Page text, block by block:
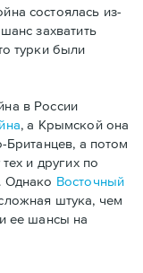
состоялась из-
захватить
турки были
в России
, а Крымской она
Британцев, а потом
и других по
Однако Восточный
штука, чем
ее шансы на